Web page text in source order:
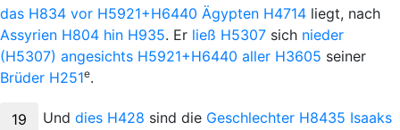
das H834 vor H5921+H6440 Ägypten H4714 liegt, nach
Assyrien H804 hin H935. Er ließ H5307 sich nieder
(H5307) angesichts H5921+H6440 aller H3605 seiner
Brüder H251e.
19 Und dies H428 sind die Geschlechter H8435 Isaaks